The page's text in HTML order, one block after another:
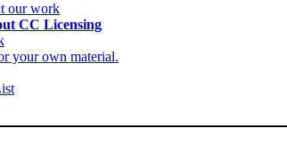
our work
CC Licensing
your own material.